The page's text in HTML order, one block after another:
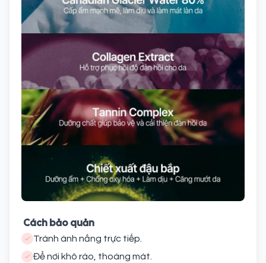
Cách bảo quản
Tránh ánh nắng trực tiếp.
Để nơi khô ráo, thoáng mát.